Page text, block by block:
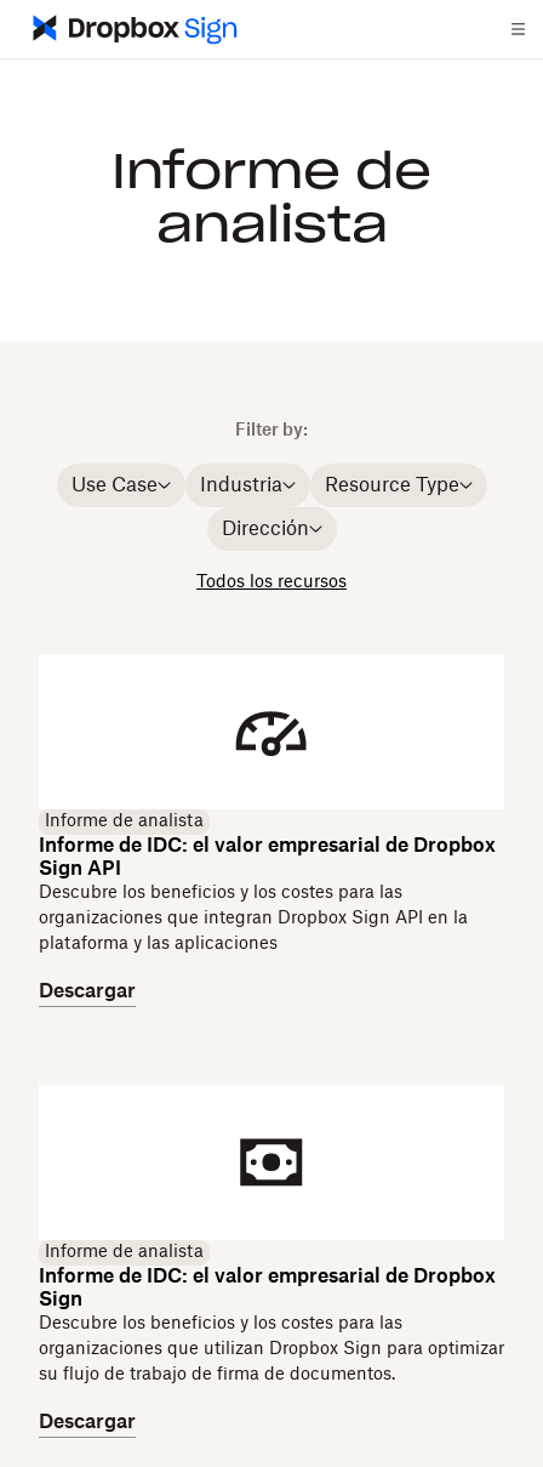
Informe de
analista
Filter by:
Use Case Industria Resource Type
Dirección
Todos los recursos
Informe de analista
Informe de IDC: el valor empresarial de Dropbox
Sign API
Descubre los beneficios y los costes para las
organizaciones que integran Dropbox Sign API en la
plataforma y las aplicaciones
Descargar
Informe de analista
Informe de IDC: el valor empresarial de Dropbox
Sign
Descubre los beneficios y los costes para las
organizaciones que utilizan Dropbox Sign para optimizar
su flujo de trabajo de firma de documentos.
Descargar